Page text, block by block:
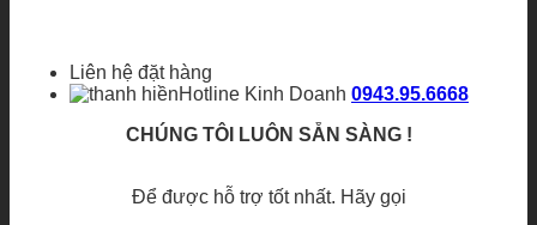
Liên hệ đặt hàng
Hotline Kinh Doanh 0943.95.6668
CHÚNG TÔI LUÔN SẴN SÀNG !
Để được hỗ trợ tốt nhất. Hãy gọi